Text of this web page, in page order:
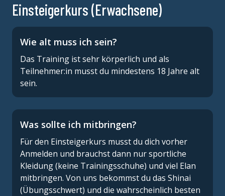
Einsteigerkurs (Erwachsene)
Wie alt muss ich sein?
Das Training ist sehr körperlich und als
Teilnehmer:in musst du mindestens 18 Jahre alt
sein.
Was sollte ich mitbringen?
Für den Einsteigerkurs musst du dich vorher
Anmelden und brauchst dann nur sportliche
Kleidung (keine Trainingsschuhe) und viel Elan
mitbringen. Von uns bekommst du das Shinai
(Übungsschwert) und die wahrscheinlich besten